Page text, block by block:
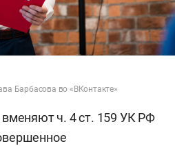
Барбасова во «ВКонтакте»
вменяют ч. 4 ст. 159 УК РФ